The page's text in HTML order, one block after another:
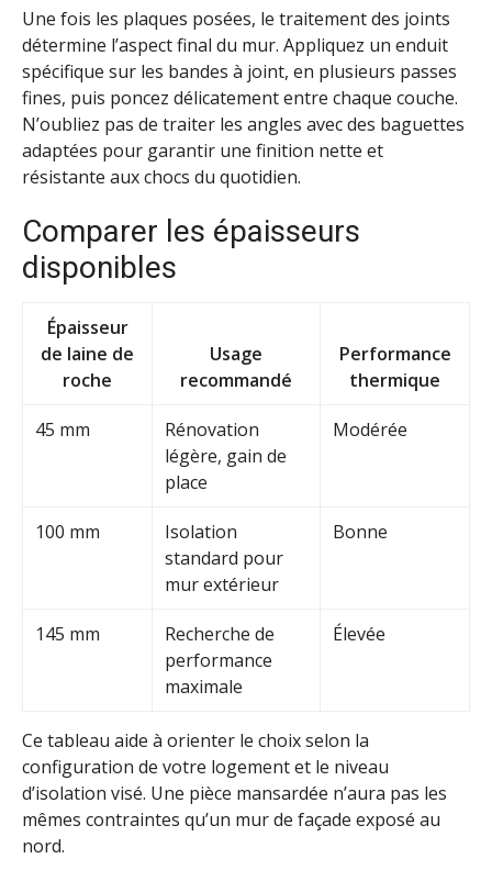
Une fois les plaques posées, le traitement des joints
détermine l’aspect final du mur. Appliquez un enduit
spécifique sur les bandes à joint, en plusieurs passes
fines, puis poncez délicatement entre chaque couche.
N’oubliez pas de traiter les angles avec des baguettes
adaptées pour garantir une finition nette et
résistante aux chocs du quotidien.
Comparer les épaisseurs
disponibles
Épaisseur
de laine de
roche
Usage
recommandé
Performance
thermique
45 mm
Rénovation
légère, gain de
place
Modérée
100 mm
Isolation
standard pour
mur extérieur
Bonne
145 mm
Recherche de
performance
maximale
Élevée
Ce tableau aide à orienter le choix selon la
configuration de votre logement et le niveau
d’isolation visé. Une pièce mansardée n’aura pas les
mêmes contraintes qu’un mur de façade exposé au
nord.